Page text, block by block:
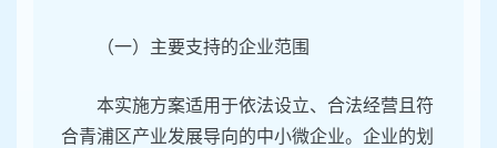
（一）主要支持的企业范围
本实施方案适用于依法设立、合法经营且符
合青浦区产业发展导向的中小微企业。企业的划